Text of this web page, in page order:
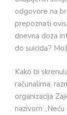
odgovore na
prepoznati
dnevna doza
do suicida?
Kako bi
računalima,
organizacija
nazivom